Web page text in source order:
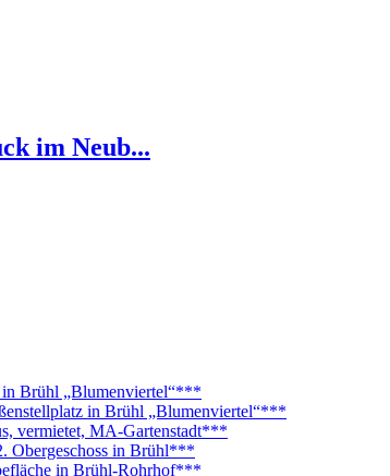
im Neub...
Brühl „Blumenviertel“***
in Brühl „Blumenviertel“***
vermietet, MA-Gartenstadt***
Obergeschoss in Brühl***
in Brühl-Rohrhof***